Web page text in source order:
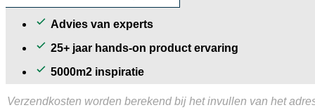
Advies van experts
25+ jaar hands-on product ervaring
5000m2 inspiratie
Verzendkosten worden berekend bij het invullen van het